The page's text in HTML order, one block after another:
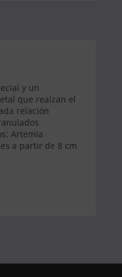
y un
que realzan el
relación
Artemia
a partir de 8 cm